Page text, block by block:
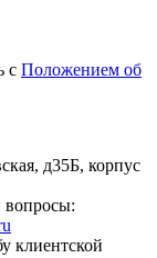
с Положением об
д35Б, корпус
вопросы:
клиентской